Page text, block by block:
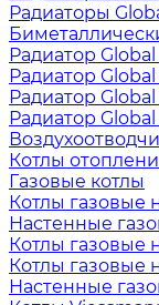
Радиаторы
Радиатор
Радиатор
Радиатор
Радиатор
Котлы
Газовые котлы
Котлы газовые
Настенные
Котлы газовые
Котлы газовые
Настенные